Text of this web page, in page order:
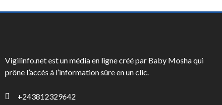
Vigilinfo.net est un média en ligne créé par Baby Mosha qui
prône l’accès à l’information sûre en un clic.
+243812329642